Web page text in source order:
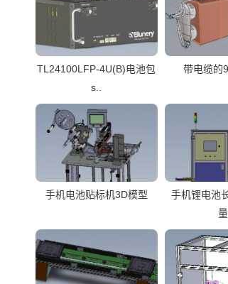
TL24100LFP-4U(B)电池包
s..
带电缆的
手机电池贴标机3D模型
手机锂电池
量..